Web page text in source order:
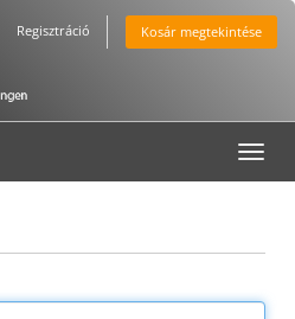
Regisztráció Kosár megtekintése